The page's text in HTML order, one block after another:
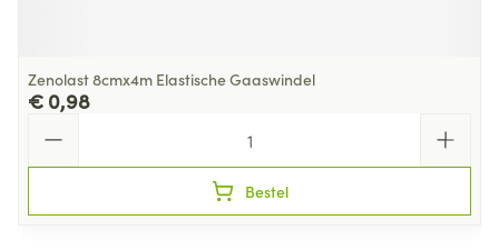
Zenolast 8cmx4m Elastische Gaaswindel
€ 0,98
Bestel